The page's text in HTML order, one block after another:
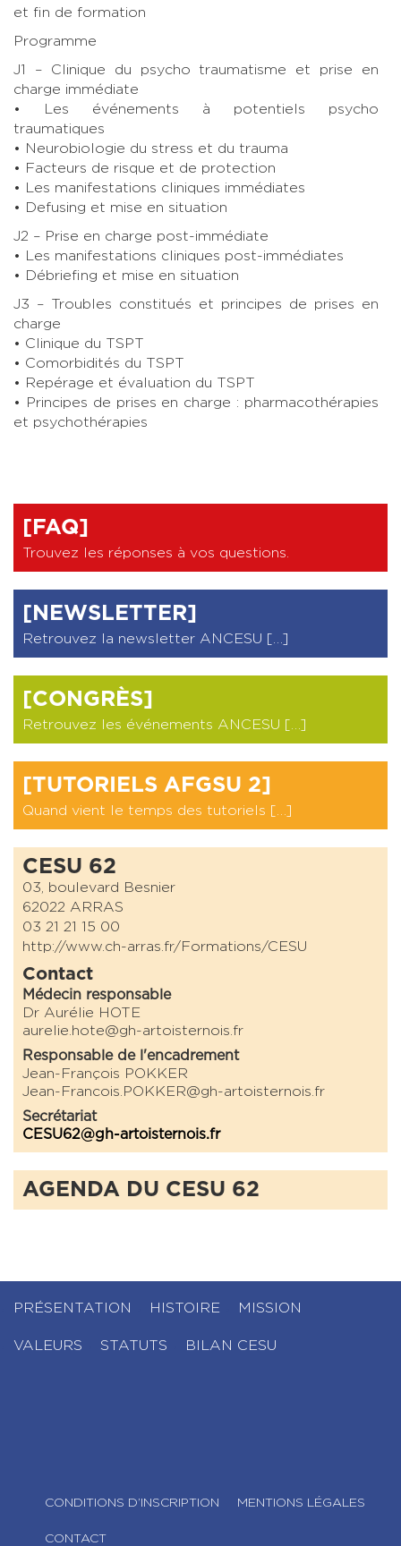
et fin de formation
Programme
J1 – Clinique du psycho traumatisme et prise en
charge immédiate
• Les événements à potentiels psycho
traumatiques
• Neurobiologie du stress et du trauma
• Facteurs de risque et de protection
• Les manifestations cliniques immédiates
• Defusing et mise en situation
J2 – Prise en charge post-immédiate
• Les manifestations cliniques post-immédiates
• Débriefing et mise en situation
J3 – Troubles constitués et principes de prises en
charge
• Clinique du TSPT
• Comorbidités du TSPT
• Repérage et évaluation du TSPT
• Principes de prises en charge : pharmacothérapies
et psychothérapies
[FAQ]
Trouvez les réponses à vos questions
[NEWSLETTER]
Retrouvez la newsletter ANCESU […]
[CONGRÈS]
Retrouvez les événements ANCESU […]
[TUTORIELS AFGSU 2]
Quand vient le temps des tutoriels […]
CESU 62
03, boulevard Besnier
62022 ARRAS
03 21 21 15 00
http://www.ch-arras.fr/Formations/CESU
Contact
Médecin responsable
Dr Aurélie HOTE
aurelie.hote@gh-artoisternois.fr
Responsable de l'encadrement
Jean-François POKKER
Jean-Francois.POKKER@gh-artoisternois.fr
Secrétariat
CESU62@gh-artoisternois.fr
AGENDA DU CESU 62
PRÉSENTATION HISTOIRE MISSION
VALEURS STATUTS BILAN CESU
CONDITIONS D’INSCRIPTION MENTIONS LÉGALES
CONTACT